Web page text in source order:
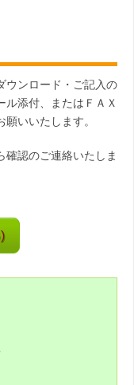
ウンロード・ご記入の
ル添付、またはＦＡＸ
いいたします。
確認のご連絡いたしま